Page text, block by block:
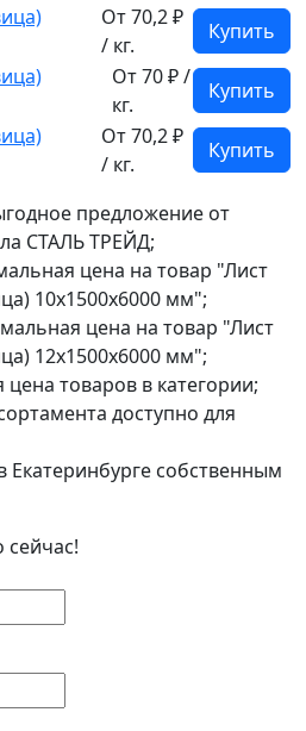
От 70,2 ₽
/ кг.
Купить
От 70 ₽ /
кг.
Купить
От 70,2 ₽
/ кг.
Купить
предложение от
СТАЛЬ ТРЕЙД;
цена на товар "Лист
10x1500x6000 мм";
цена на товар "Лист
12x1500x6000 мм";
цена товаров в категории;
доступно для
Екатеринбурге собственным
сейчас!